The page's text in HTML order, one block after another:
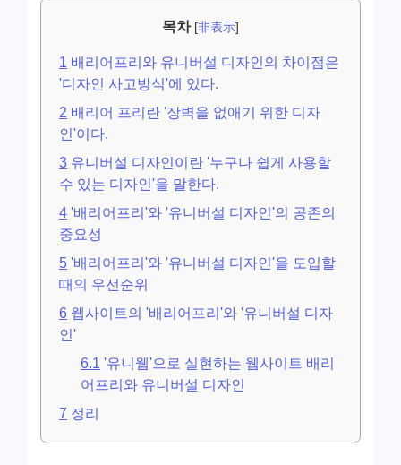
목차 [非表示]
1 배리어프리와 유니버설 디자인의 차이점은
'디자인 사고방식'에 있다.
2 배리어 프리란 '장벽을 없애기 위한 디자
인'이다.
3 유니버설 디자인이란 '누구나 쉽게 사용할
수 있는 디자인'을 말한다.
4 '배리어프리'와 '유니버설 디자인'의 공존의
중요성
5 '배리어프리'와 '유니버설 디자인'을 도입할
때의 우선순위
6 웹사이트의 '배리어프리'와 '유니버설 디자
인'
6.1 '유니웹'으로 실현하는 웹사이트 배리
어프리와 유니버설 디자인
7 정리